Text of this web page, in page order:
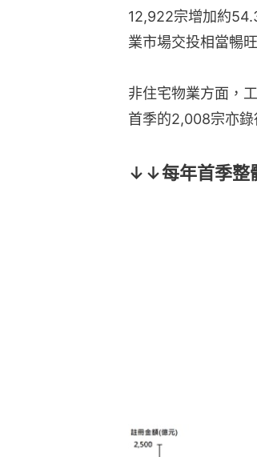
12,922宗增加約
業市場交投相當暢旺
非住宅物業方面，
首季的2,008宗亦錄
↓↓每年首季整